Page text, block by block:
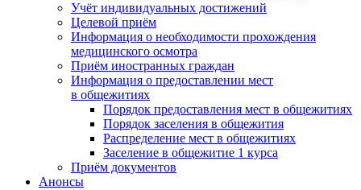
Учёт индивидуальных достижений
Целевой приём
Информация о необходимости прохождения
медицинского осмотра
Приём иностранных граждан
Информация о предоставлении мест
в общежитиях
Порядок предоставления мест в общежитиях
Порядок заселения в общежития
Распределение мест в общежитиях
Заселение в общежитие 1 курса
Приём документов
Анонсы